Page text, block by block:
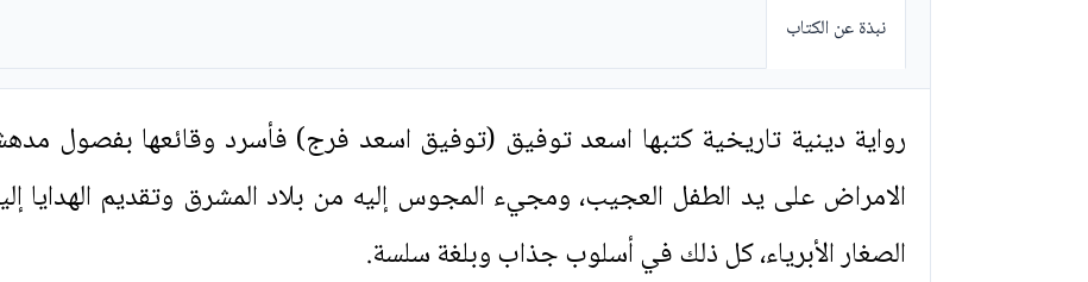
نبذة عن الكتاب
رواية دينية تاريخية كتبها اسعد توفيق (توفيق اسعد فرج) فأسرد وقائعها بفصول
الامراض على يد الطفل العجيب، ومجيء المجوس إليه من بلاد المشرق وتقديم الهدايا
الصغار الأبرياء، كل ذلك في أسلوب جذاب وبلغة سلسة.